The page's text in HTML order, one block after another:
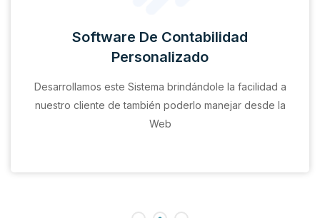
Software De Contabilidad
Personalizado
Desarrollamos este Sistema brindándole la facilidad a
nuestro cliente de también poderlo manejar desde la
Web